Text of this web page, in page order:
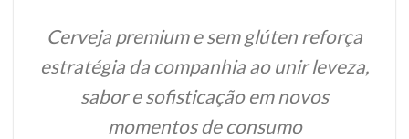
Cerveja premium e sem glúten reforça
estratégia da companhia ao unir leveza,
sabor e sofisticação em novos
momentos de consumo